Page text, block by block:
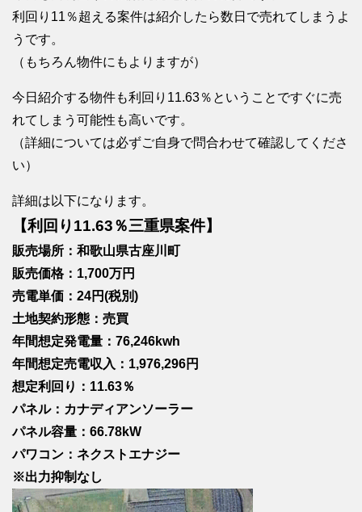
利回り11％超える案件は紹介したら数日で売れてしまうよ
うです。
（もちろん物件にもよりますが）
今日紹介する物件も利回り11.63％ということですぐに売
れてしまう可能性も高いです。
（詳細については必ずご自身で問合わせて確認してくださ
い）
詳細は以下になります。
【利回り11.63％三重県案件】
販売場所：和歌山県古座川町
販売価格：1,700万円
売電単価：24円(税別)
土地契約形態：売買
年間想定発電量：76,246kwh
年間想定売電収入：1,976,296円
想定利回り：11.63％
パネル：カナディアンソーラー
パネル容量：66.78kW
パワコン：ネクストエナジー
※出力抑制なし